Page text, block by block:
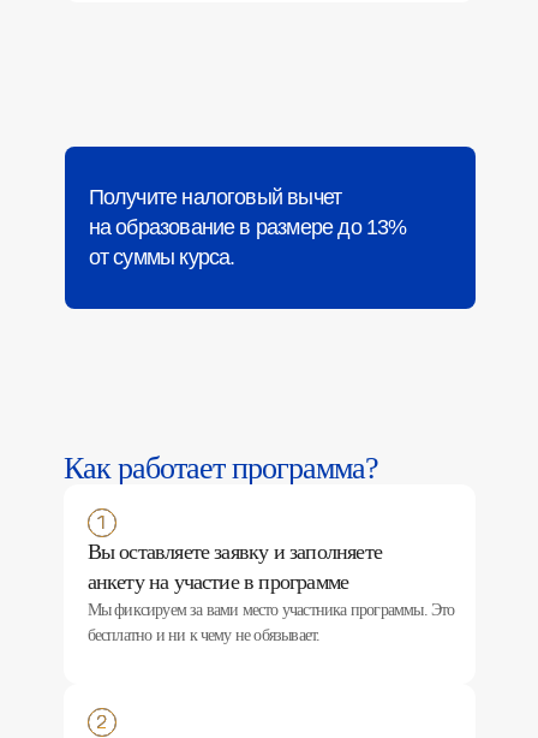
Получите налоговый вычет
на образование в размере до 13%
от суммы курса.
Как работает программа?
Вы оставляете заявку и заполняете
анкету на участие в программе
Мы фиксируем за вами место участника программы. Это
бесплатно и ни к чему не обязывает.